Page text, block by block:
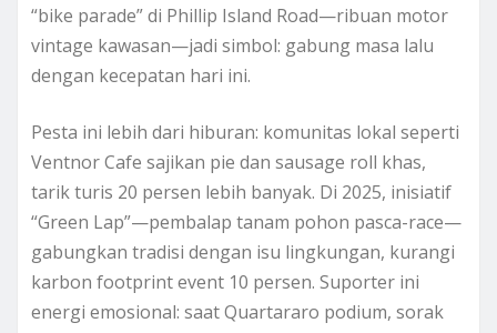
“bike parade” di Phillip Island Road—ribuan motor
vintage kawasan—jadi simbol: gabung masa lalu
dengan kecepatan hari ini.
Pesta ini lebih dari hiburan: komunitas lokal seperti
Ventnor Cafe sajikan pie dan sausage roll khas,
tarik turis 20 persen lebih banyak. Di 2025, inisiatif
“Green Lap”—pembalap tanam pohon pasca-race—
gabungkan tradisi dengan isu lingkungan, kurangi
karbon footprint event 10 persen. Suporter ini
energi emosional: saat Quartararo podium, sorak